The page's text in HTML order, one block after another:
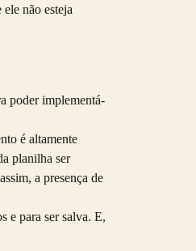
não esteja
poder implementá-
é altamente
planilha ser
a presença de
e para ser salva. E,